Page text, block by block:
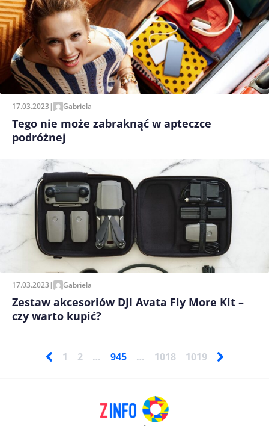
17.03.2023| Gabriela
Tego nie może zabraknąć w apteczce
podróżnej
17.03.2023| Gabriela
Zestaw akcesoriów DJI Avata Fly More Kit –
czy warto kupić?
1 2 … 945 … 1018 1019